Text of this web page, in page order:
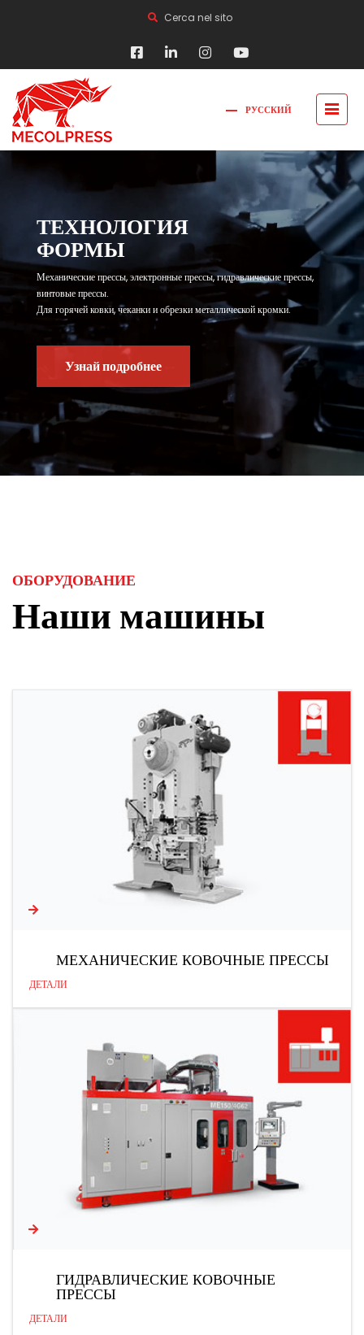
Cerca nel sito
РУССКИЙ
ТЕХНОЛОГИЯ
ФОРМЫ
Механические прессы, электронные прессы, гидравлические прессы,
винтовые прессы.
Для горячей ковки, чеканки и обрезки металлической кромки.
Узнай подробнее
ОБОРУДОВАНИЕ
Наши машины
МЕХАНИЧЕСКИЕ КОВОЧНЫЕ ПРЕССЫ
ДЕТАЛИ
ГИДРАВЛИЧЕСКИЕ КОВОЧНЫЕ
ПРЕССЫ
ДЕТАЛИ